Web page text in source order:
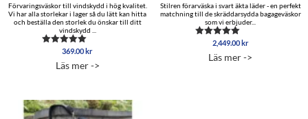
Förvaringsväskor till vindskydd i hög kvalitet.
Vi har alla storlekar i lager så du lätt kan hitta
och beställa den storlek du önskar till ditt
vindskydd ...
Betygsatt
av 5
369.00kr
Läs mer ->
Stilren förarväska i svart äkta läder - en perfekt
matchning till de skräddarsydda bagageväskor
som vi erbjuder...
Betygsatt
av 5
2,449.00kr
Läs mer ->